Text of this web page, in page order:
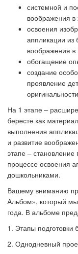
системной и
воображения в
освоения
аппликации из
воображения в
обогащение
создание
проявление
На 1 этапе –
бересте как
выполнения
и развитие
этапе – становление
процессе освоения
дошкольниками.
Вашему вниманию
Альбом», который
года. В альбоме
1. Этапы подготовки
2. Однодневный